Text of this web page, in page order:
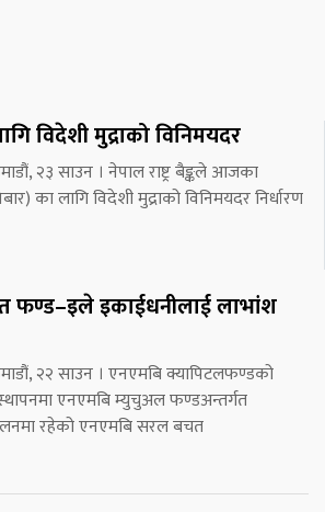
विदेशी मुद्राको विनिमयदर
२३ साउन । नेपाल राष्ट्र बैङ्कले आजका
का लागि विदेशी मुद्राको विनिमयदर निर्धारण
फण्ड–इले इकाईधनीलाई लाभांश
२२ साउन । एनएमबि क्यापिटलफण्डको
एनएमबि म्युचुअल फण्डअन्तर्गत
रहेको एनएमबि सरल बचत